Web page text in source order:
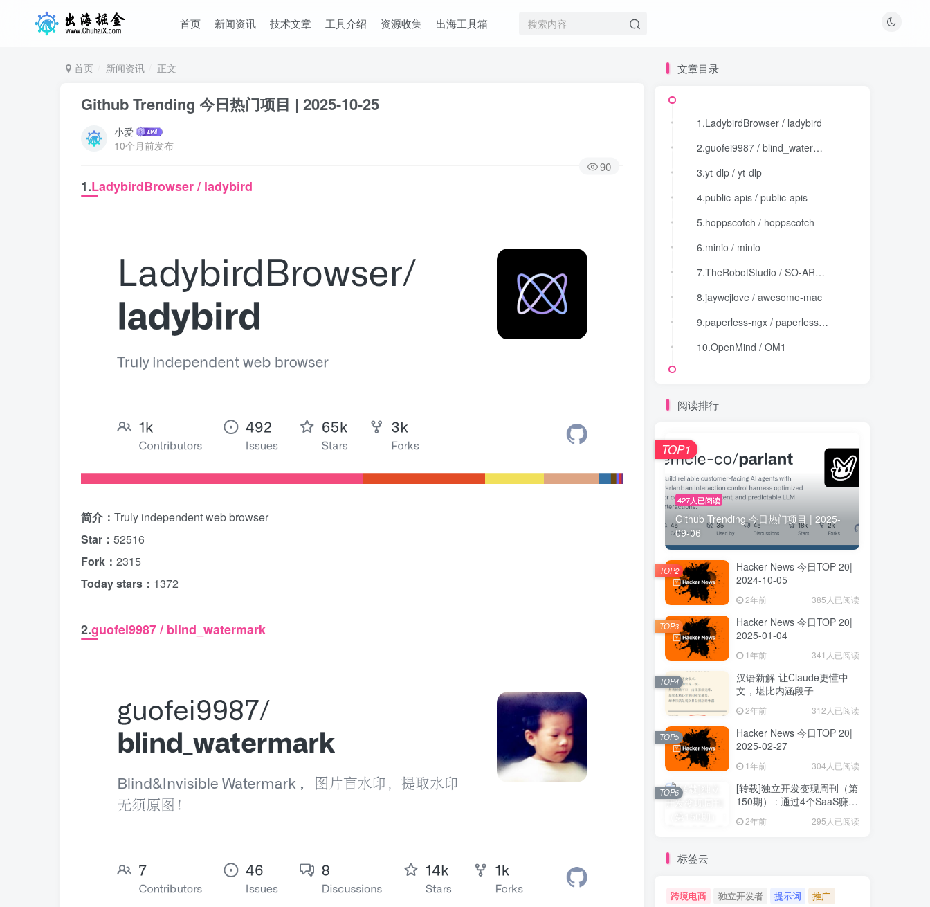
首页 新闻资讯 技术文章 工具介绍 资源收集 出海工具箱
首页 新闻资讯 正文
Github Trending 今日热门项目 | 2025-10-25
小爱
10个月前发布
90
1.LadybirdBrowser / ladybird
简介： Truly independent web browser
Star： 52516
Fork： 2315
Today stars： 1372
2.guofei9987 / blind_watermark
文章目录
1.LadybirdBrowser / ladybird
2.guofei9987 / blind_watermark
3.yt-dlp / yt-dlp
4.public-apis / public-apis
5.hoppscotch / hoppscotch
6.minio / minio
7.TheRobotStudio / SO-ARM100
8.jaywcjlove / awesome-mac
9.paperless-ngx / paperless-ngx
10.OpenMind / OM1
文章目录
1.LadybirdBrowser / ladybird
2.guofei9987 / blind_watermark
3.yt-dlp / yt-dlp
4.public-apis / public-apis
5.hoppscotch / hoppscotch
6.minio / minio
7.TheRobotStudio / SO-ARM100
8.jaywcjlove / awesome-mac
9.paperless-ngx / paperless-ngx
10.OpenMind / OM1
阅读排行
427人已阅读
Github Trending 今日热门项目 | 2025-
09-06
TOP1
Hacker News 今日TOP 20|
2024-10-05
2年前 385人已阅读
TOP2
Hacker News 今日TOP 20|
2025-01-04
1年前 341人已阅读
TOP3
汉语新解-让Claude更懂中
文，堪比内涵段子
2年前 312人已阅读
TOP4
Hacker News 今日TOP 20|
2025-02-27
1年前 304人已阅读
TOP5
[转载]独立开发变现周刊（第
150期） : 通过4个SaaS赚取
2年前 295人已阅读
TOP6
标签云
跨境电商 独立开发者 提示词
推广